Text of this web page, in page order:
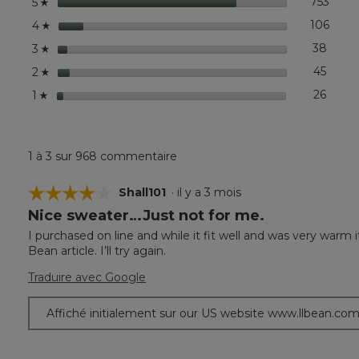
4 ☆ étoiles 106
3 ☆ étoiles 38
2 ☆ étoiles 45
1 ☆ étoiles 26
1 à 3 sur 968 commentaire
☆☆☆☆☆
☆☆☆☆☆
4
sur
5.
Shall101 · il y a 3 mois
Nice sweater…Just not for me.
I purchased on line and while it fit well and was very
Bean article. I’ll try again.
Traduire avec Google
Affiché initialement sur our US website www.llbean.com